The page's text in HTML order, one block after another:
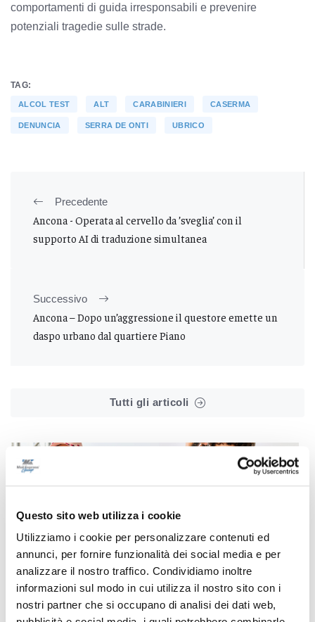
Questo sito web utilizza i cookie
Utilizziamo i cookie per personalizzare contenuti ed
annunci, per fornire funzionalità dei social media e per
analizzare il nostro traffico. Condividiamo inoltre
informazioni sul modo in cui utilizza il nostro sito con i
nostri partner che si occupano di analisi dei dati web,
comportamenti di guida irresponsabili e prevenire
potenziali tragedie sulle strade.
TAG:
ALCOL TEST ALT CARABINIERI CASERMA
DENUNCIA SERRA DE ONTI UBRICO
Precedente
Ancona - Operata al cervello da ’sveglia’ con il
supporto AI di traduzione simultanea
Successivo
Ancona – Dopo un’aggressione il questore emette un
daspo urbano dal quartiere Piano
Tutti gli articoli
Correlati